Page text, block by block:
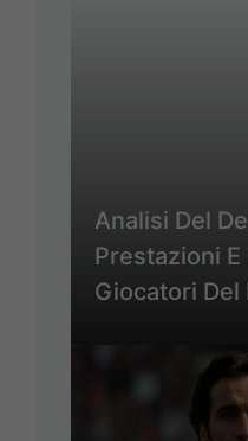
Analisi Del
Prestazioni
Giocatori Del